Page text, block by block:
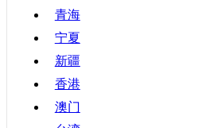
青海
宁夏
新疆
香港
澳门